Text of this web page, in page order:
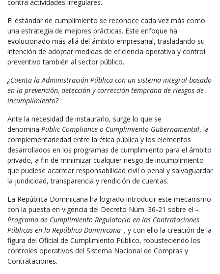
contra actividades irregulares.
El estándar de cumplimiento se reconoce cada vez más como
una estrategia de mejores prácticas. Este enfoque ha
evolucionado más allá del ámbito empresarial, trasladando su
intención de adoptar medidas de eficiencia operativa y control
preventivo también al sector público.
¿Cuenta la Administración Pública con un sistema integral basado
en la prevención, detección y corrección temprana de riesgos de
incumplimiento?
Ante la necesidad de instaurarlo, surge lo que se
denomina Public Compliance o Cumplimiento Gubernamental, la
complementariedad entre la ética pública y los elementos
desarrollados en los programas de cumplimiento para el ámbito
privado, a fin de minimizar cualquier riesgo de incumplimiento
que pudiese acarrear responsabilidad civil o penal y salvaguardar
la juridicidad, transparencia y rendición de cuentas.
La República Dominicana ha logrado introducir este mecanismo
con la puesta en vigencia del Decreto Núm. 36-21 sobre el –
Programa de Cumplimiento Regulatorio en las Contrataciones
Públicas en la República Dominicana–, y con ello la creación de la
figura del Oficial de Cumplimiento Público, robusteciendo los
controles operativos del Sistema Nacional de Compras y
Contrataciones.